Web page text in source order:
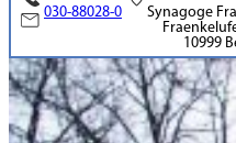
030-88028-0
Synagoge
10999